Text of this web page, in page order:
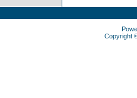
Copyright